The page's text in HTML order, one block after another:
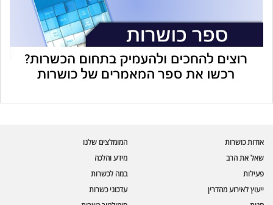
אודות כושרות
שאל את הרב
פעילות
ייעוץ לאירוע מהדרין
המומלצים שלנו
מידע והלכה
במה לכשרות
עדכוני כשרות
🪲 בדיקת חרקים
מספר כושרות ומאמרי האתר